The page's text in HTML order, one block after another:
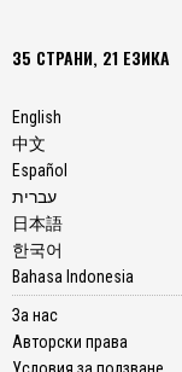
35 СТРАНИ, 21 ЕЗИКА
English
中文
Español
עברית
日本語
한국어
Bahasa Indonesia
За нас
Авторски права
Условия за ползване